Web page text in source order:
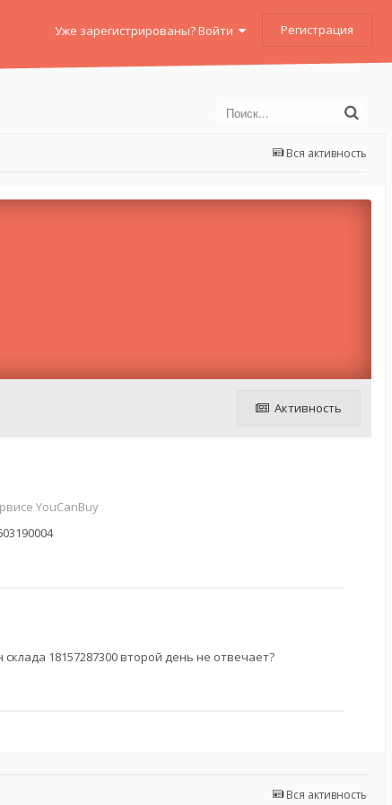
Уже зарегистрированы? Войти Регистрация
Вся активность
Активность
YouCanBuy
18157287300 второй день не отвечает?
Вся активность